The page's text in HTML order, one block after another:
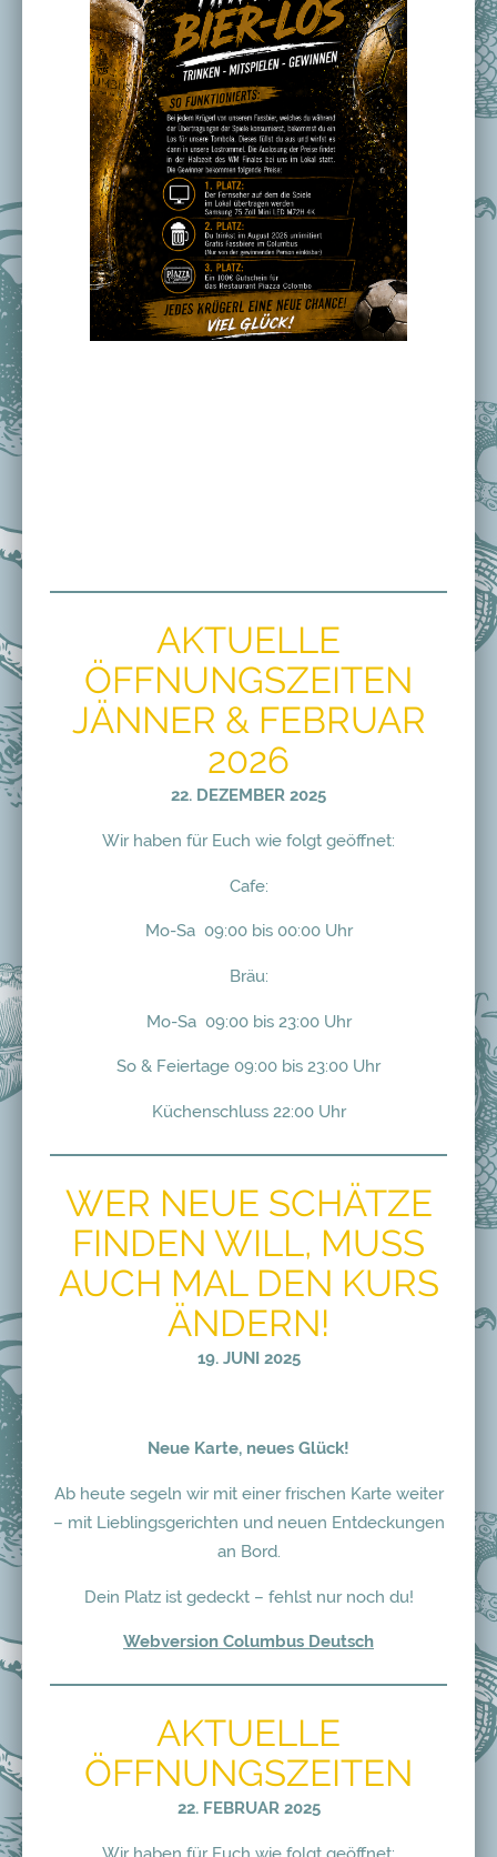
AKTUELLE
ÖFFNUNGSZEITEN
JÄNNER & FEBRUAR
2026
22. DEZEMBER 2025
Wir haben für Euch wie folgt geöffnet:
Cafe:
Mo-Sa 09:00 bis 00:00 Uhr
Bräu:
Mo-Sa 09:00 bis 23:00 Uhr
So & Feiertage 09:00 bis 23:00 Uhr
Küchenschluss 22:00 Uhr
WER NEUE SCHÄTZE
FINDEN WILL, MUSS
AUCH MAL DEN KURS
ÄNDERN!
19. JUNI 2025
Neue Karte, neues Glück!
Ab heute segeln wir mit einer frischen Karte weiter
– mit Lieblingsgerichten und neuen Entdeckungen
an Bord.
Dein Platz ist gedeckt – fehlst nur noch du!
Webversion Columbus Deutsch
AKTUELLE
ÖFFNUNGSZEITEN
22. FEBRUAR 2025
Wir haben für Euch wie folgt geöffnet: